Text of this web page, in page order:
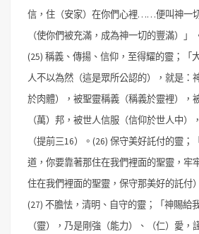
信，住（安家）在你們心裡……便叫神一
（使你們被充滿，成為神一切的豐滿）」
(25) 稱義、傳揚、信仰，至得耀的靈；「
人不以為然（這是眾所公認的），就是：
於肉體），被聖靈稱義（稱義於靈裡），
（萬）邦，被世人信服（信仰於世人中）
（提前三16）。 (26) 保守美好託付的靈；
道，你要靠著那住在我們裡面的聖靈，牢
住在我們裡面的聖靈，保守那美好的託付
(27) 不膽怯，清明、自守的靈；「神賜給
（靈），乃是剛強（能力）、（仁）愛，